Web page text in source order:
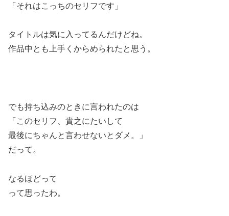
「それはこっちのセリフです」
タイトルは気に入ってるんだけどね。
作品中とも上手くからめられたと思う。
でも持ち込みのときに言われたのは
「このセリフ、貴之にたいして
最後にちゃんと言わせないとダメ。」
だって。
なるほどって
って思ったわ。